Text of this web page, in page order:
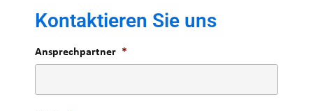
Kontaktieren Sie uns
Ansprechpartner *